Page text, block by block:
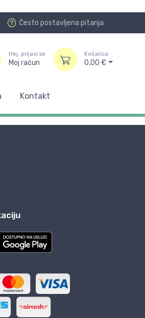
Često postavljena pitanja
Hej, prijavi se
Moj račun
Košarica
0,00 €
Kontakt